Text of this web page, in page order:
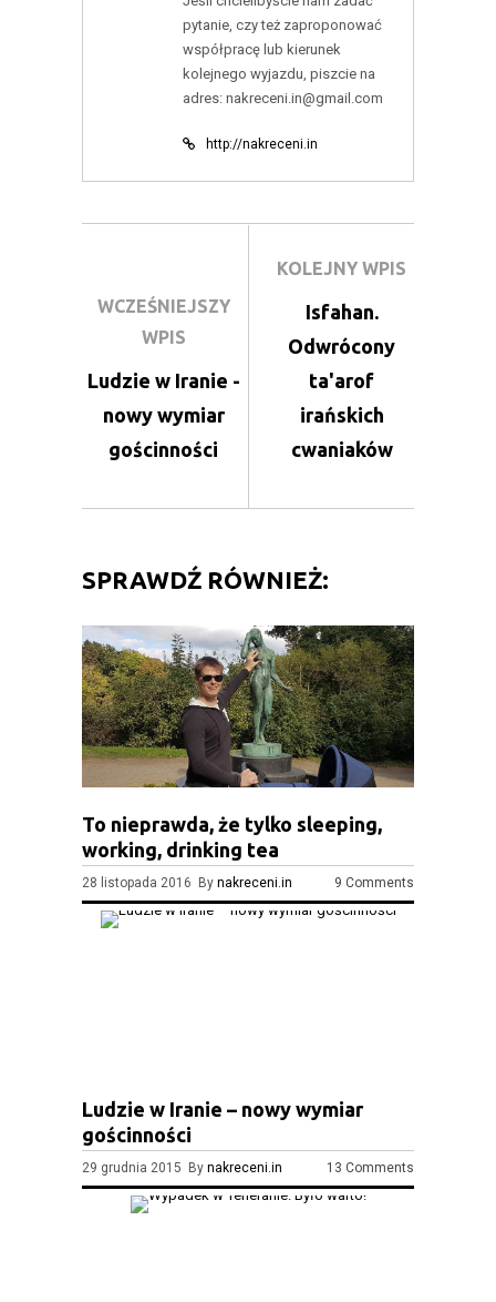
pytanie, czy też zaproponować
współpracę lub kierunek
kolejnego wyjazdu, piszcie na
adres: nakreceni.in@gmail.com
http://nakreceni.in
WCZEŚNIEJSZY
WPIS
Ludzie w Iranie -
nowy wymiar
gościnności
KOLEJNY WPIS
Isfahan.
Odwrócony
ta'arof
irańskich
cwaniaków
SPRAWDŹ RÓWNIEŻ:
To nieprawda, że tylko sleeping,
working, drinking tea
28 listopada 2016 By nakreceni.in 9 Comments
Ludzie w Iranie – nowy wymiar
gościnności
29 grudnia 2015 By nakreceni.in 13 Comments